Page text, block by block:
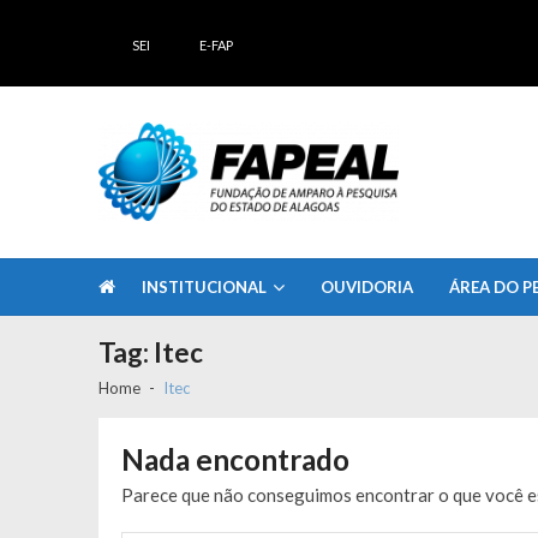
SEI E-FAP
INSTITUCIONAL OUVIDORIA ÁREA DO
Tag: Itec
Home Itec
Nada encontrado
Parece que não conseguimos encontrar o que você